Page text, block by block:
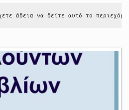
άδεια να δείτε αυτό το